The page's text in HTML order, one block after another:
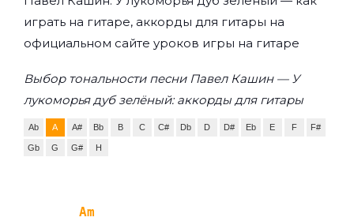
играть на гитаре, аккорды для гитары на
официальном сайте уроков игры на гитаре
Выбор тональности песни Павел Кашин — У
лукоморья дуб зелёный: аккорды для гитары
Ab A A# Bb B C C# Db D D# Eb E F F#
Gb G G# H
Am